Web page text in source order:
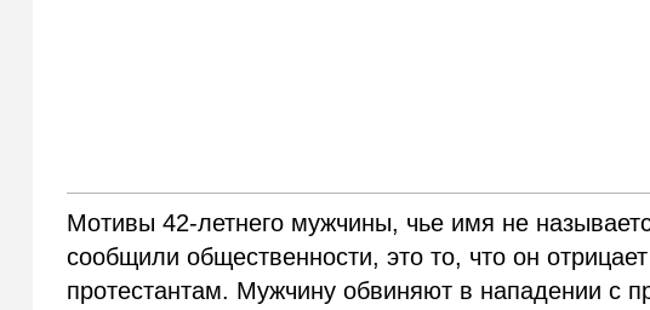
Мотивы 42-летнего мужчины, чье имя не
сообщили общественности, это то, что он
протестантам. Мужчину обвиняют в нападении с